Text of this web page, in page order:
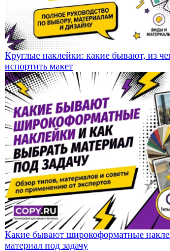
Круглые наклейки: какие бывают, из
испортить макет
Какие бывают широкоформатные
материал под задачу